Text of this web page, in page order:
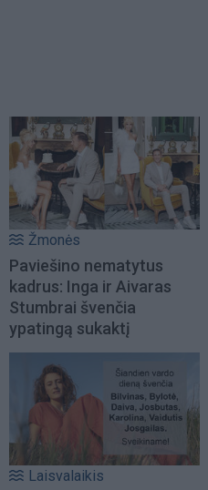
Žmonės
Paviešino nematytus
kadrus: Inga ir Aivaras
Stumbrai švenčia
ypatingą sukaktį
Laisvalaikis